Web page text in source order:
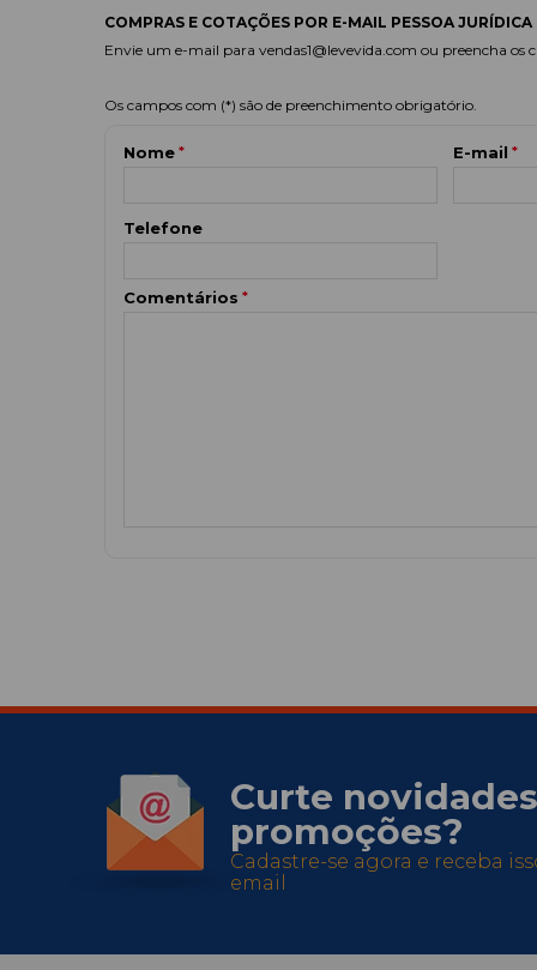
COMPRAS E COTAÇÕES POR E-MAIL PESSOA JURÍDICA
Envie um e-mail para vendas1@levevida.com ou preencha
Os campos com (*) são de preenchimento obrigatório.
*
Nome *
E-mail
Telefone
*
Comentários
Curte
promoções?
Cadastre-se agora e receba
email